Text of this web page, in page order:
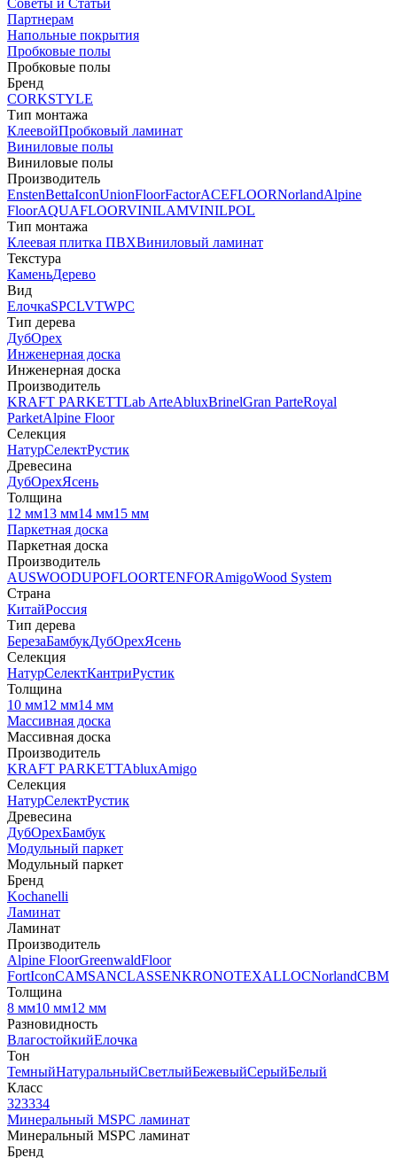
Советы и Статьи
Партнерам
Напольные покрытия
Пробковые полы
Пробковые полы
Бренд
CORKSTYLE
Тип монтажа
КлеевойПробковый ламинат
Виниловые полы
Виниловые полы
Производитель
EnstenBettaIconUnionFloorFactorACEFLOORNorlandAlpine
FloorAQUAFLOORVINILAMVINILPOL
Тип монтажа
Клеевая плитка ПВХВиниловый ламинат
Текстура
КаменьДерево
Вид
ЕлочкаSPCLVTWPC
Тип дерева
ДубОрех
Инженерная доска
Инженерная доска
Производитель
KRAFT PARKETTLab ArteAbluxBrinelGran ParteRoyal
ParketAlpine Floor
Селекция
НатурСелектРустик
Древесина
ДубОрехЯсень
Толщина
12 мм13 мм14 мм15 мм
Паркетная доска
Паркетная доска
Производитель
AUSWOODUPOFLOORTENFORAmigoWood System
Страна
КитайРоссия
Тип дерева
БерезаБамбукДубОрехЯсень
Селекция
НатурСелектКантриРустик
Толщина
10 мм12 мм14 мм
Массивная доска
Массивная доска
Производитель
KRAFT PARKETTAbluxAmigo
Селекция
НатурСелектРустик
Древесина
ДубОрехБамбук
Модульный паркет
Модульный паркет
Бренд
Kochanelli
Ламинат
Ламинат
Производитель
Alpine FloorGreenwaldFloor
FortIconCAMSANCLASSENKRONOTEXALLOCNorlandCBM
Толщина
8 мм10 мм12 мм
Разновидность
ВлагостойкийЕлочка
Тон
ТемныйНатуральныйСветлыйБежевыйСерыйБелый
Класс
323334
Минеральный MSPC ламинат
Минеральный MSPC ламинат
Бренд